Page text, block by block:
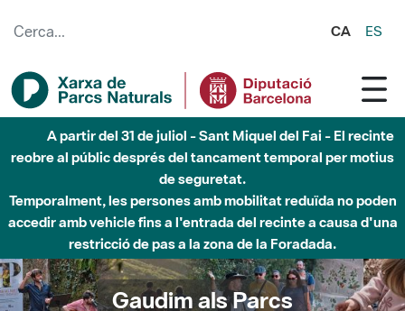
CA ES
Fins al desembre de 2026 - Parc Fluvial Besòs -
Afectacions a la llera del Parc Fluvial del Besòs degut a
obres de construcció d'una passera sobre el riu
Gaudim als Parcs